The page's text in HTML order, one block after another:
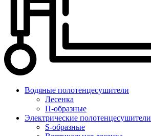
Водяные полотенцесушители
Лесенка
П-образные
Электрические полотенцесушители
S-образные